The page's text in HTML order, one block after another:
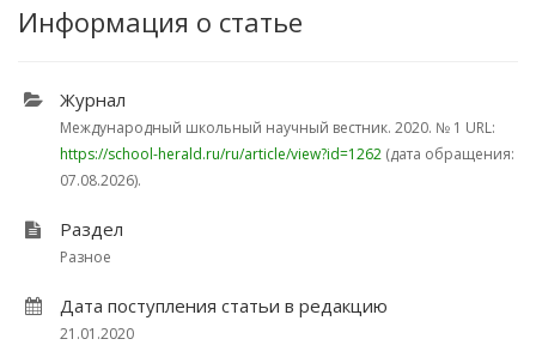
Информация о статье
Журнал
Международный школьный научный вестник. 2020. № 1 URL:
https://school-herald.ru/ru/article/view?id=1262 (дата обращения:
07.08.2026).
Раздел
Разное
Дата поступления статьи в редакцию
21.01.2020